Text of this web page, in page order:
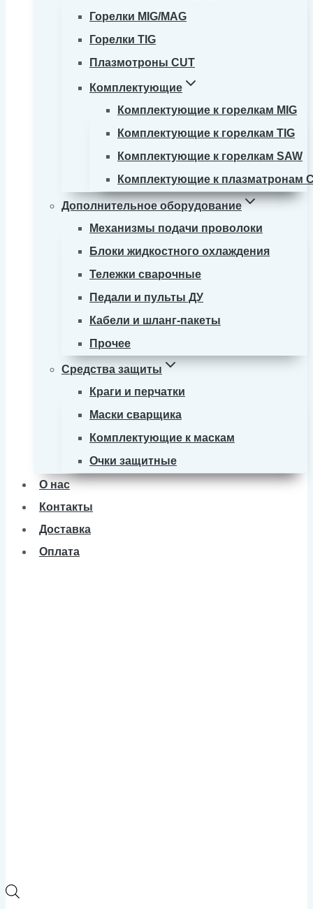
Горелки MIG/MAG
Горелки TIG
Плазмотроны CUT
Комплектующие
Комплектующие к горелкам MIG
Комплектующие к горелкам TIG
Комплектующие к горелкам SAW
Комплектующие к плазматронам
Дополнительное оборудование
Механизмы подачи проволоки
Блоки жидкостного охлаждения
Тележки сварочные
Педали и пульты ДУ
Кабели и шланг-пакеты
Прочее
Средства защиты
Краги и перчатки
Маски сварщика
Комплектующие к маскам
Очки защитные
О нас
Контакты
Доставка
Оплата